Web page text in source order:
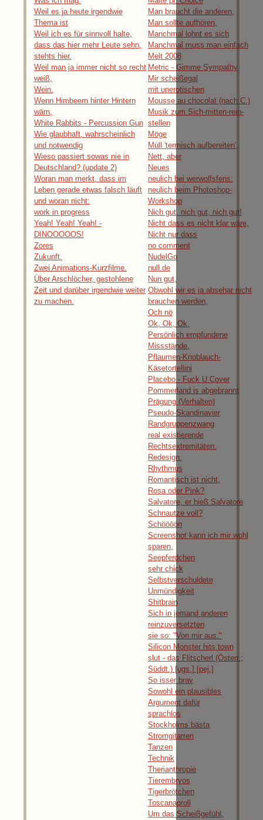
Weil es ja heute irgendwie
Thema ist
Weil ich es für sinnvoll halte,
dass das hier mehr Leute sehn,
stehts hier.
Weil man ja immer nicht so recht
weiß,
Wein.
Wenn Himbeern hinter Hintern
wärn,
White Rabbits - Percussion Gun
Wie glaubhaft, wahrscheinlich
und notwendig
Wieso passiert sowas nie in
Deutschland? (update 2)
Woran man merkt, dass im
Leben gerade etwas falsch läuft
und woran nicht:
work in progress
Yeah! Yeah! Yeah! -
DINOOOOOS!
Zores
Zukunft.
Zwei Animations-Kurzfilme.
Über Arschlöcher, gestohlene
Zeit und darüber irgendwie weiter
zu machen.
Man braucht die anderen,
Man sollte aufhören,
Manchmal lohnt es sich
Manchmal muss man einfach
Melt 2008
Metric - Gimme Sympathy
Mir scheißegal
mit unerotischen
Mousse au chocolat (nach C.)
Musik zum Sich-mitten-rein-
stellen
Möge
Müll 'termisch aufbereiten',
Nett, aber
Neues
neulich bei werwolfsfens:
neulich beim Photoshop-
Workshop
Nich gut, nich gut, nich gut!
Nicht dass es nicht klar wäre,
Nicht nur dass
no comment
NudelGo
null.de
Nun gut,
Obwohl wir es ja absehar nicht
brauchen werden,
Och nö
Ok, Ok, Ok,
Persönlich empfundene
Missstände,
Pflaumen-Knoblauch-
Käsetortellini
Placebo - Fuck U Cover
Pommerland is abgebrannt
Prägung (Verhalten)
Pseudo-Skandinavier
Randgruppenzwang
real existierende
Rechtsextremitäten.
Redesign.
Rhythmus
Romantisch ist nicht,
Rosa oder Pink?
Salvatore, er hieß Salvatore
Schnautze voll?
Schöööön
Screenshot kann ich mir wohl
sparen,
Seepferdchen
sehr chick
Selbstverschuldete
Unmündigkeit
Shitbrain
Sich in jemand anderen
reinzuversetzten
sie so: "Von mir aus."
Silicon Monster hits town
slut - das Flitscherl (Österr.;
Süddt.) [ugs.] [pej.]
So isser brav
Sowohl ein plausibles
Argument dafür
sprachlos
Stockholms bästa
Stromgitarren
Tanzen
Technik
Therianthropie
Tierembryos
Tigerbrötchen
Toscanaproll
Um das Scheißgefühl,